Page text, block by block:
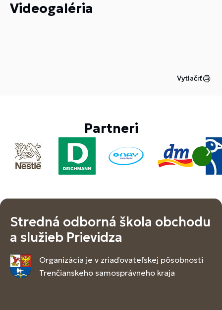
Videogaléria
Vytlačiť
Partneri
Stredná odborná škola obchodu
a služieb Prievidza
Organizácia je v zriaďovateľskej pôsobnosti
Trenčianskeho samosprávneho kraja